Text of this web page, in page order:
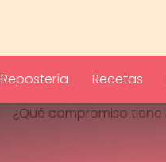
Repostería Recetas